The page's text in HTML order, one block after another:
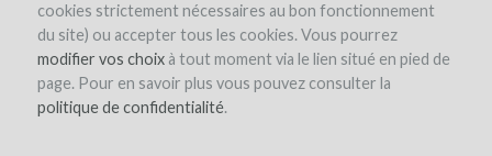
cookies strictement nécessaires au bon fonctionnement
du site) ou accepter tous les cookies. Vous pourrez
modifier vos choixà tout moment via le lien situé en pied de
page. Pour en savoir plus vous pouvez consulter la
politique de confidentialité.
SIGN-UP
Welcome on